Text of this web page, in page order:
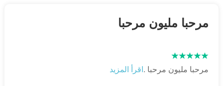
مرحبا مليون مرحبا
مرحبا مليون مرحبا .اقرأ المزيد